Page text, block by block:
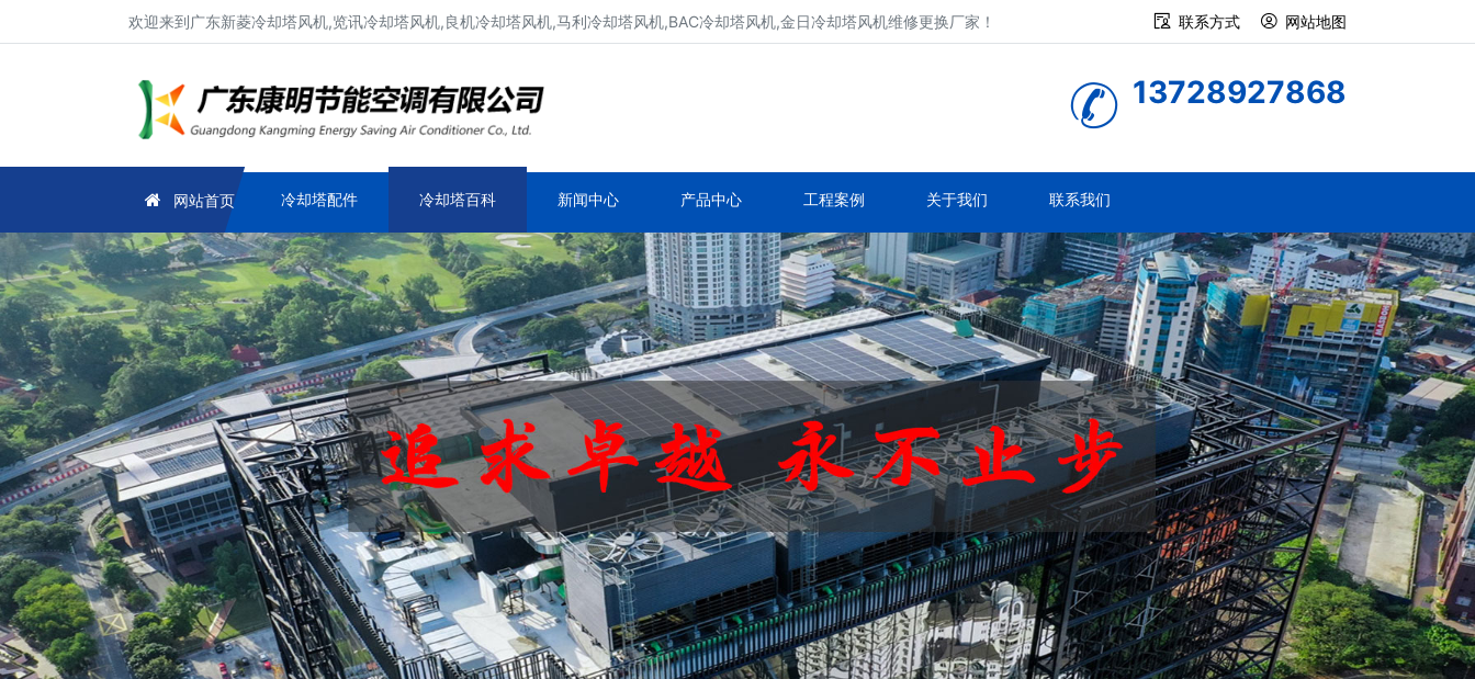
欢迎来到广东新菱冷却塔风机,览讯冷却塔风机,良机冷却塔风机,马利冷却塔风机,BAC冷却塔风机,金日冷却塔风机维修更换厂家！ 联系方式 网站地图
13728927868
网站首页 冷却塔配件 冷却塔百科 新闻中心 产品中心 工程案例 关于我们 联系我们